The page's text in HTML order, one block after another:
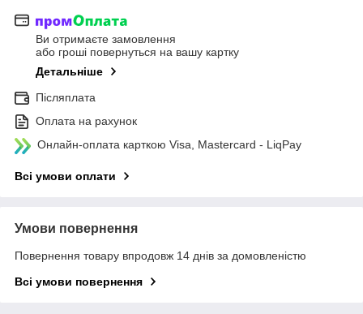
Ви отримаєте замовлення
або гроші повернуться на вашу картку
Детальніше
Післяплата
Оплата на рахунок
Онлайн-оплата карткою Visa, Mastercard - LiqPay
Всі умови оплати
Умови повернення
Повернення товару впродовж 14 днів за домовленістю
Всі умови повернення